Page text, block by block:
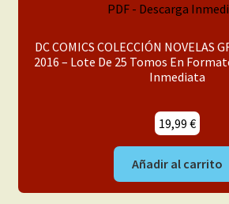
DC COMICS COLECCIÓN NOVELAS
2016 – Lote De 25 Tomos En
Inmediata
19,99 €
Añadir al carrito